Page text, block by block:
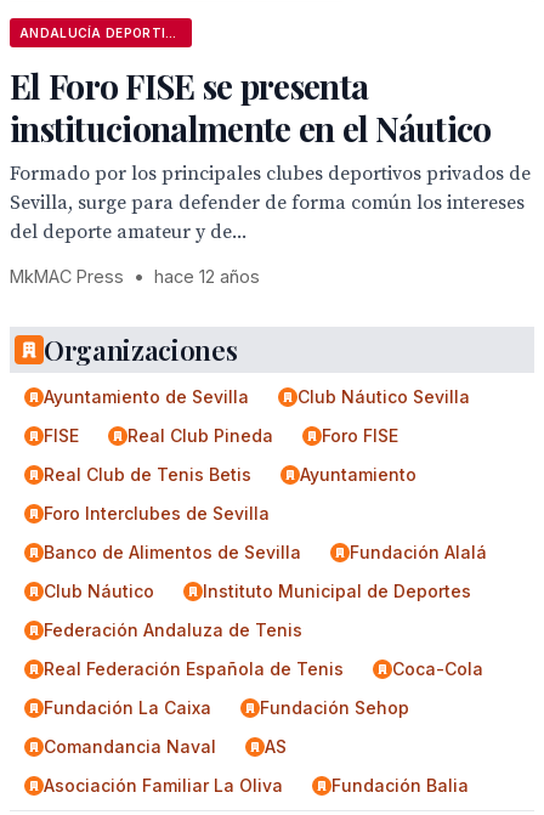
El Foro FISE se presenta
institucionalmente en el Náutico
Formado por los principales clubes deportivos privados de
Sevilla, surge para defender de forma común los intereses
del deporte amateur y de...
MkMAC Press • hace 12 años
Organizaciones
Ayuntamiento de Sevilla
Club Náutico Sevilla
FISE
Real Club Pineda
Foro FISE
Real Club de Tenis Betis
Ayuntamiento
Foro Interclubes de Sevilla
Banco de Alimentos de Sevilla
Fundación Alalá
Club Náutico
Instituto Municipal de Deportes
Federación Andaluza de Tenis
Real Federación Española de Tenis
Coca-Cola
Fundación La Caixa
Fundación Sehop
Comandancia Naval
AS
Asociación Familiar La Oliva
Fundación Balia